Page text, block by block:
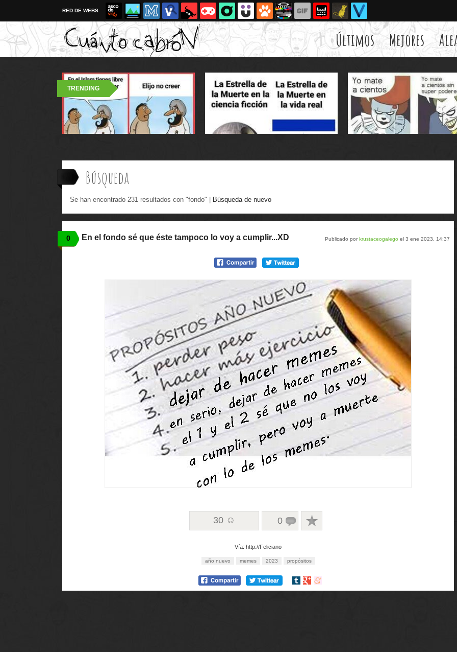
RED DE WEBS
Últimos Mejores
TRENDING
Búsqueda
Se han encontrado 231 resultados con "fondo" | Búsqueda de nuevo
0 Publicado porkrustaceogalego el 3 ene 2023, 14:37
En el fondo sé que éste tampoco lo voy a cumplir...XD
30 ☺ 0
Vía: http://Feliciano
año nuevo memes 2023 propósitos
Compartir
Compartir
Compartir